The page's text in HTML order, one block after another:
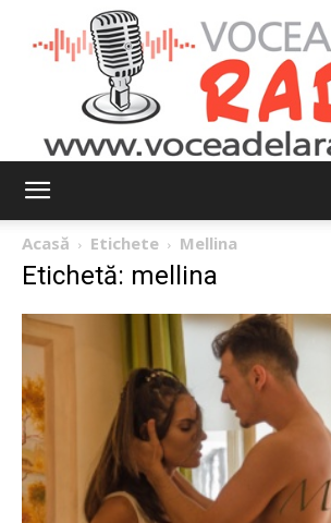
radio
Acasă Etichete Mellina
Etichetă: mellina